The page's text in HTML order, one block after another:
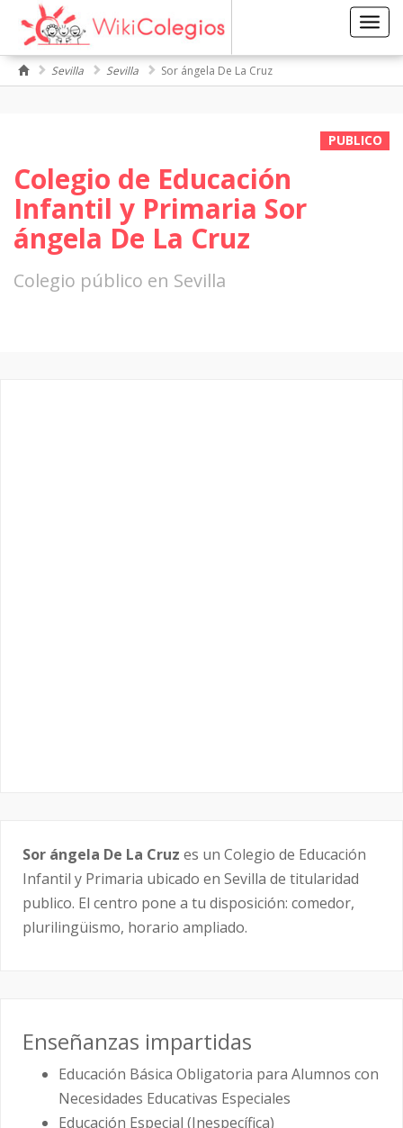
Sevilla Sevilla Sor ángela De La Cruz
PUBLICO
Colegio de Educación
Infantil y Primaria Sor
ángela De La Cruz
Colegio público en Sevilla
Sor ángela De La Cruz es un Colegio de Educación
Infantil y Primaria ubicado en Sevilla de titularidad
publico. El centro pone a tu disposición: comedor,
plurilingüismo, horario ampliado.
Enseñanzas impartidas
Educación Básica Obligatoria para Alumnos con
Necesidades Educativas Especiales
Educación Especial (Inespecífica)